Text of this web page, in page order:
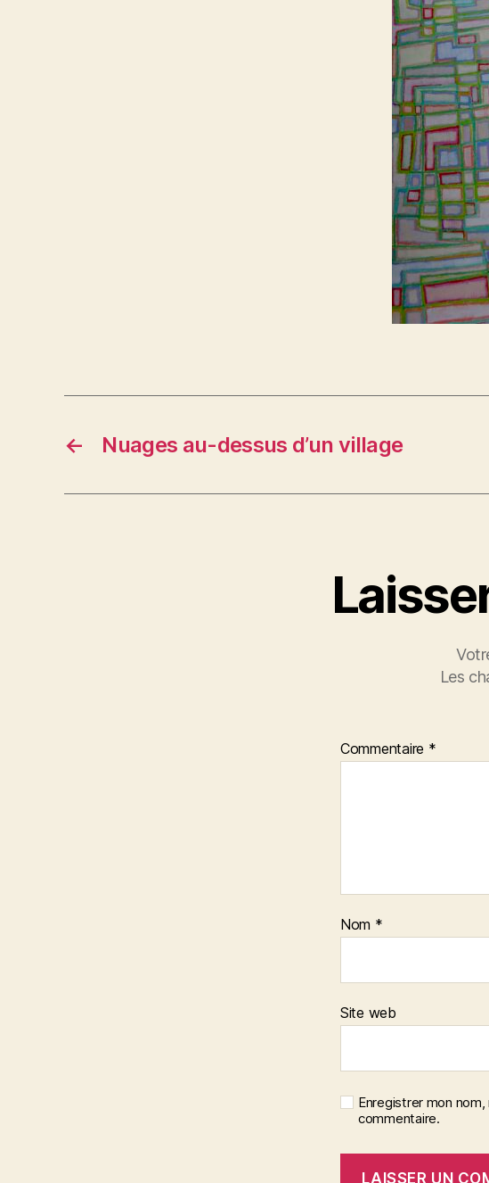
← Nuages au-dessus d’un village
Les
Commentaire *
Nom *
Site web
Enregistrer mon
commentaire.